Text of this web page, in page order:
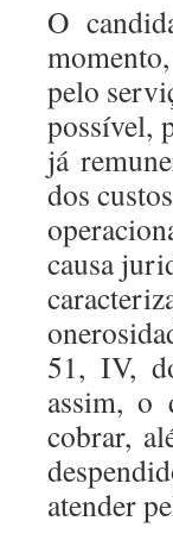
O
pelo
possível,
já
dos
causa
51, IV,
assim, o
cobrar,
atender